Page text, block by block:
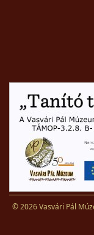
© 2026 Vasvári Pál